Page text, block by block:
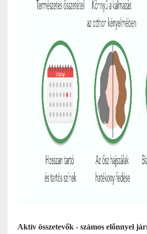
Aktív összetevők - számos előnnyel